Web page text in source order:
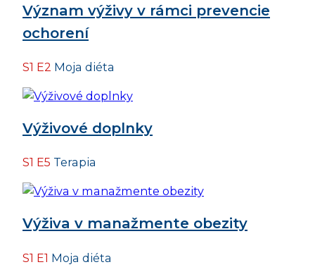
Význam výživy v rámci prevencie
ochorení
S1 E2 Moja diéta
Výživové doplnky
S1 E5 Terapia
Výživa v manažmente obezity
S1 E1 Moja diéta